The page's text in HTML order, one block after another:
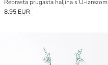
Rebrasta prugasta haljina s U-izrezom
8.95 EUR